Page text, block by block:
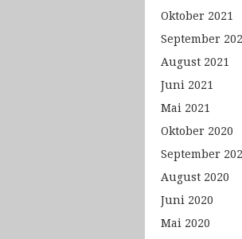
Oktober 2021
September
August 2021
Juni 2021
Mai 2021
Oktober 2020
September
August 2020
Juni 2020
Mai 2020